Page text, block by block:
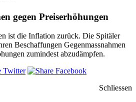
gegen Preiserhöhungen
ist die Inflation zurück. Die Spitäler
Beschaffungen Gegenmassnahmen
zumindest abzudämpfen.
Schliessen